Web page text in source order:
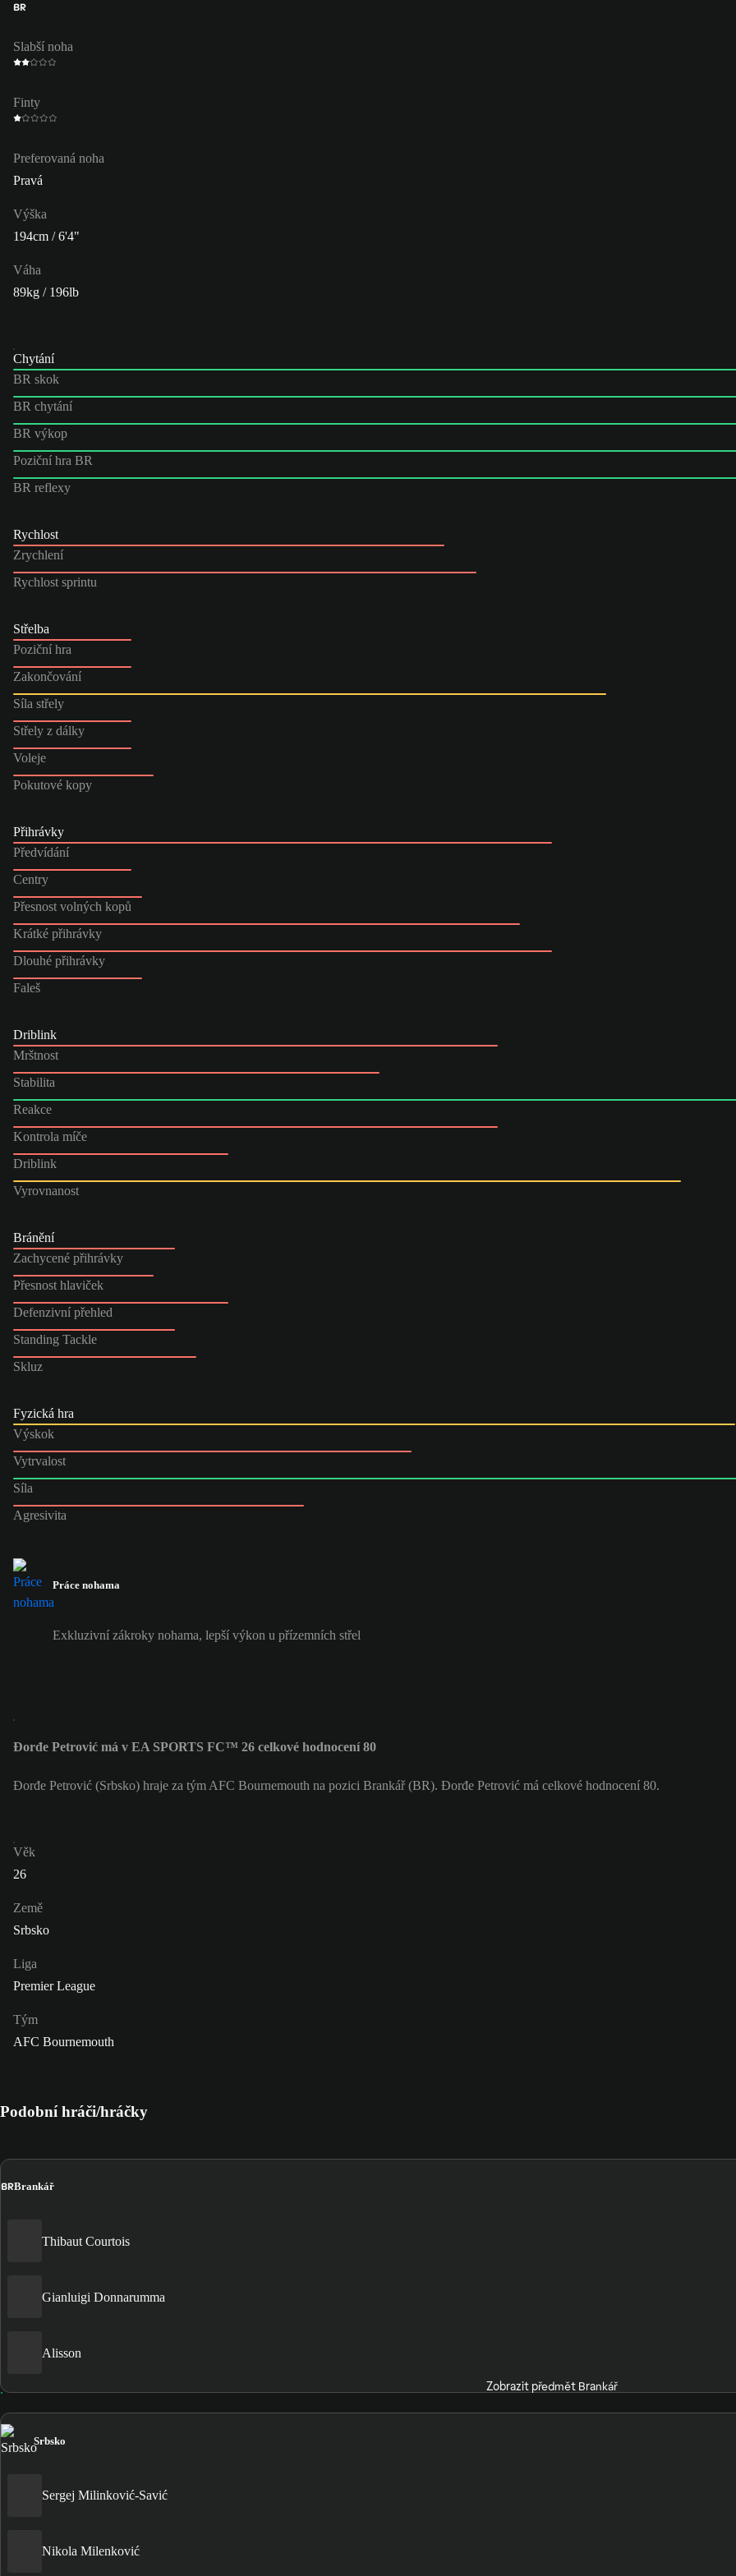
BR
Slabší noha
Finty
Preferovaná noha
Pravá
Výška
194cm / 6'4"
Váha
89kg / 196lb
Chytání
BR skok
BR chytání
BR výkop
Poziční hra BR
BR reflexy
Rychlost
Zrychlení
Rychlost sprintu
Střelba
Poziční hra
Zakončování
Síla střely
Střely z dálky
Voleje
Pokutové kopy
Přihrávky
Předvídání
Centry
Přesnost volných kopů
Krátké přihrávky
Dlouhé přihrávky
Faleš
Driblink
Mrštnost
Stabilita
Reakce
Kontrola míče
Driblink
Vyrovnanost
Bránění
Zachycené přihrávky
Přesnost hlaviček
Defenzivní přehled
Standing Tackle
Skluz
Fyzická hra
Výskok
Vytrvalost
Síla
Agresivita
Práce nohama
Exkluzivní zákroky nohama, lepší výkon u přízemních střel
Đorđe Petrović má v EA SPORTS FC™ 26 celkové hodnocení 80
Đorđe Petrović (Srbsko) hraje za tým AFC Bournemouth na pozici Brankář (BR). Đorđe Petrović má celkové hodnocení 80.
Věk
26
Země
Srbsko
Liga
Premier League
Tým
AFC Bournemouth
Podobní hráči/hráčky
BRBrankář
Thibaut Courtois
Gianluigi Donnarumma
Alisson
Zobrazit předmět Brankář
Srbsko
Sergej Milinković-Savić
Nikola Milenković